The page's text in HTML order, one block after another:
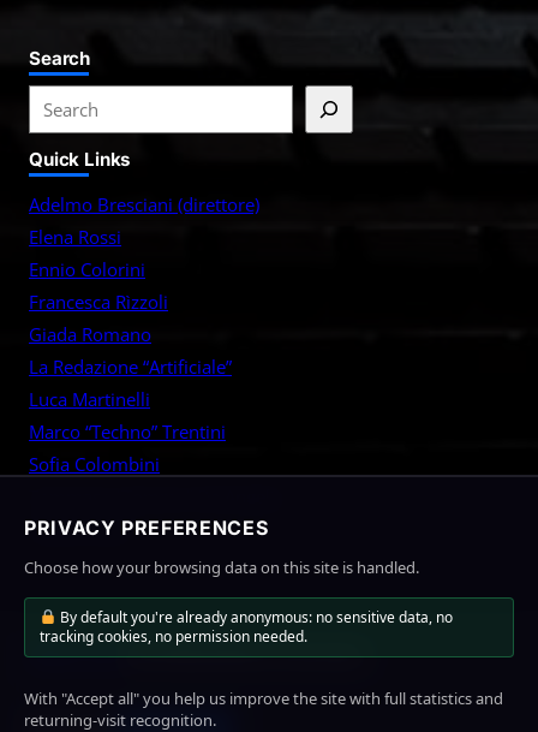
Search
e
a
r
Quick Links
Adelmo Bresciani (direttore)
Elena Rossi
Ennio Colorini
Francesca Rìzzoli
Giada Romano
La Redazione “Artificiale”
Luca Martinelli
Marco “Techno” Trentini
Sofia Colombini
Vittorio Sarti
MioLinkHomeNewsAbout UsContact
PRIVACY PREFERENCES
Choose how your browsing data on this site is handled.
By default you're already anonymous: no sensitive data, no
tracking cookies, no permission needed.
With "Accept all" you help us improve the site with full statistics and
returning-visit recognition.